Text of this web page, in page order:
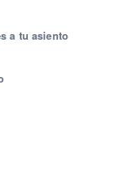
a tu asiento